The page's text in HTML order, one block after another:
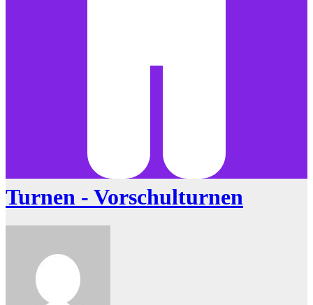
Turnen - Vorschulturnen